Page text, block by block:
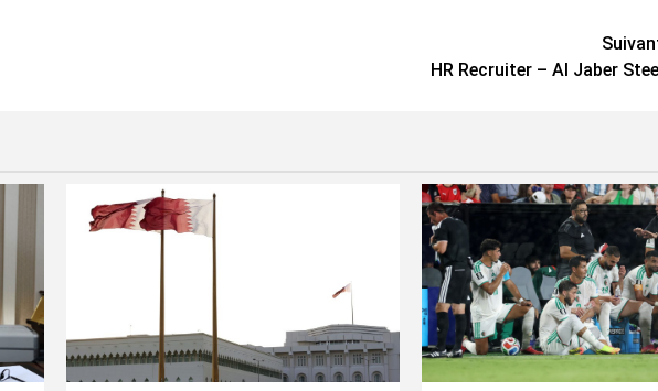
HR Recruiter – Al Jaber